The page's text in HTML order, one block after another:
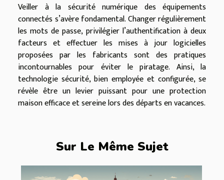
Veiller à la sécurité numérique des équipements
connectés s’avère fondamental. Changer régulièrement
les mots de passe, privilégier l’authentification à deux
facteurs et effectuer les mises à jour logicielles
proposées par les fabricants sont des pratiques
incontournables pour éviter le piratage. Ainsi, la
technologie sécurité, bien employée et configurée, se
révèle être un levier puissant pour une protection
maison efficace et sereine lors des départs en vacances.
Sur Le Même Sujet